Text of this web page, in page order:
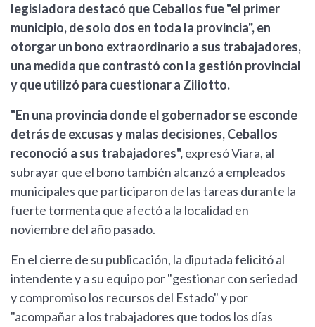
legisladora destacó que Ceballos fue "el primer
municipio, de solo dos en toda la provincia", en
otorgar un bono extraordinario a sus trabajadores,
una medida que contrastó con la gestión provincial
y que utilizó para cuestionar a Ziliotto.
"En una provincia donde el gobernador se esconde
detrás de excusas y malas decisiones, Ceballos
reconoció a sus trabajadores",expresó Viara, al
subrayar que el bono también alcanzó a empleados
municipales que participaron de las tareas durante la
fuerte tormenta que afectó a la localidad en
noviembre del año pasado.
En el cierre de su publicación, la diputada felicitó al
intendente y a su equipo por "gestionar con seriedad
y compromiso los recursos del Estado" y por
"acompañar a los trabajadores que todos los días